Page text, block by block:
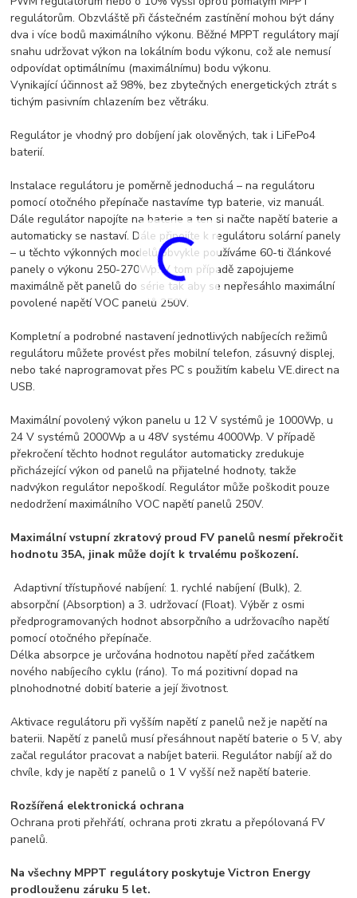
regulátorům. Obzvláště při částečném zastínění mohou být dány
dva i více bodů maximálního výkonu. Běžné MPPT regulátory mají
snahu udržovat výkon na lokálním bodu výkonu, což ale nemusí
odpovídat optimálnímu (maximálnímu) bodu výkonu.
Vynikající účinnost až 98%, bez zbytečných energetických ztrát s
tichým pasivním chlazením bez větráku.
Regulátor je vhodný pro dobíjení jak olověných, tak i LiFePo4
baterií.
Instalace regulátoru je poměrně jednoduchá – na regulátoru
pomocí otočného přepínače nastavíme typ baterie, viz manuál.
Dále regulátor napojíte na baterie a ten si načte napětí baterie a
automaticky se nastaví. Dále připojíte k regulátoru solární panely
– u těchto výkonných modelů obvykle používáme 60-ti článkové
panely o výkonu 250-270Wp. V tom případě zapojujeme
maximálně pět panelů do série tak aby se nepřesáhlo maximální
povolené napětí VOC panelů 250V.
Kompletní a podrobné nastavení jednotlivých nabíjecích režimů
regulátoru můžete provést přes mobilní telefon, zásuvný displej,
nebo také naprogramovat přes PC s použitím kabelu VE.direct na
USB.
Maximální povolený výkon panelu u 12 V systémů je 1000Wp, u
24 V systémů 2000Wp a u 48V systému 4000Wp. V případě
překročení těchto hodnot regulátor automaticky zredukuje
přicházející výkon od panelů na přijatelné hodnoty, takže
nadvýkon regulátor nepoškodí. Regulátor může poškodit pouze
nedodržení maximálního VOC napětí panelů 250V.
Maximální vstupní zkratový proud FV panelů nesmí překročit
hodnotu 35A, jinak může dojít k trvalému poškození.
Adaptivní třístupňové nabíjení: 1. rychlé nabíjení (Bulk), 2.
absorpční (Absorption) a 3. udržovací (Float). Výběr z osmi
předprogramovaných hodnot absorpčního a udržovacího napětí
pomocí otočného přepínače.
Délka absorpce je určována hodnotou napětí před začátkem
nového nabíjecího cyklu (ráno). To má pozitivní dopad na
plnohodnotné dobití baterie a její životnost.
Aktivace regulátoru při vyšším napětí z panelů než je napětí na
baterii. Napětí z panelů musí přesáhnout napětí baterie o 5 V, aby
začal regulátor pracovat a nabíjet baterii. Regulátor nabíjí až do
chvíle, kdy je napětí z panelů o 1 V vyšší než napětí baterie.
Rozšířená elektronická ochrana
Ochrana proti přehřátí, ochrana proti zkratu a přepólovaná FV
panelů.
Na všechny MPPT regulátory poskytuje Victron Energy
prodlouženu záruku 5 let.